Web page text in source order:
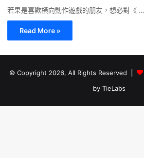
若果是喜歡橫向動作遊戲的朋友，想必對《 …
Read More »
© Copyright 2026, All Rights Reserved |
by TieLabs